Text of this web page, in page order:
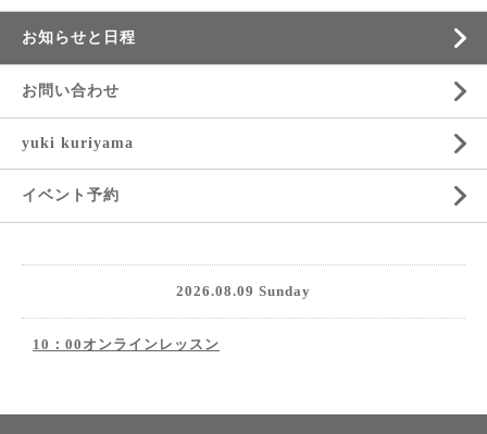
お知らせと日程
お問い合わせ
yuki kuriyama
イベント予約
2026.08.09 Sunday
10：00オンラインレッスン